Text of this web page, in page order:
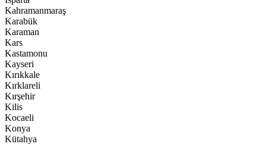
Kahramanmaraş
Karabük
Karaman
Kars
Kastamonu
Kayseri
Kırıkkale
Kırklareli
Kırşehir
Kilis
Kocaeli
Konya
Kütahya